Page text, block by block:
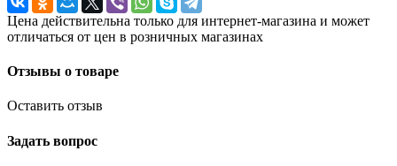
Цена действительна только для интернет-магазина и может
отличаться от цен в розничных магазинах
Отзывы о товаре
Оставить отзыв
Задать вопрос